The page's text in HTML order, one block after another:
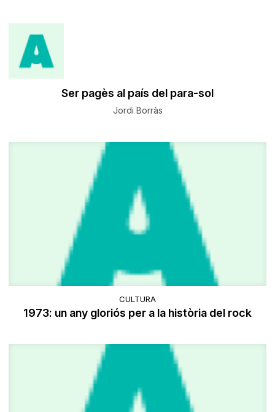
Ser pagès al país del para-sol
Jordi Borràs
CULTURA
1973: un any gloriós per a la història del rock